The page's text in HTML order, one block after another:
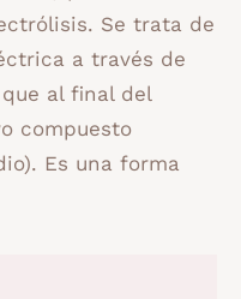
Se trata de
a través de
al final del
compuesto
Es una forma